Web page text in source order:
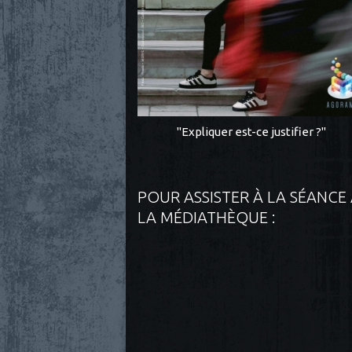
"Expliquer est-ce justifier ?"
POUR ASSISTER À LA SÉANCE
LA MÉDIATHÈQUE :